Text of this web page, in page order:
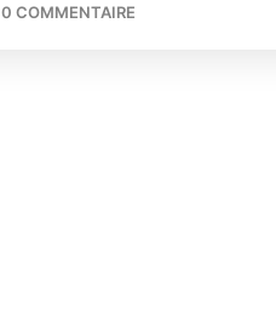
0 COMMENTAIRE